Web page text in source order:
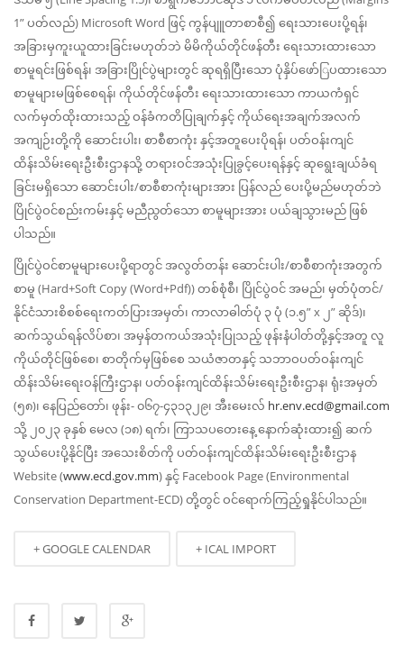
1” ပတ်လည်) Microsoft Word ဖြင့် ကွန်ပျူတာစာစီ၍ ရေးသားပေးပို့ရန်၊
အခြားမှကူးယူထားခြင်းမဟုတ်ဘဲ မိမိကိုယ်တိုင်ဖန်တီး ရေးသားထားသော
စာမူရင်းဖြစ်ရန်၊ အခြားပြိုင်ပွဲများတွင် ဆုရရှိပြီးသော ပုံနှိပ်ဖော်ြပထားသော
စာမူများမဖြစ်စေရန်၊ ကိုယ်တိုင်ဖန်တီး ရေးသားထားသော ကာယကံရှင်
လက်မှတ်ထိုးထားသည့် ဝန်ခံကတိပြုချက်နှင့် ကိုယ်ရေးအချက်အလက်
အကျဉ်းတို့ကို ဆောင်းပါး၊ စာစီစာကုံး နှင့်အတူပေးပိုရန်၊ ပတ်ဝန်းကျင်
ထိန်းသိမ်းရေးဦးစီးဌာနသို့ တရားဝင်အသုံးပြုခွင့်ပေးရန်နှင့် ဆုရွေးချယ်ခံရ
ခြင်းမရှိသော ဆောင်းပါး/စာစီစာကုံးများအား ပြန်လည် ပေးပို့မည်မဟုတ်ဘဲ
ပြိုင်ပွဲဝင်စည်းကမ်းနှင့် မညီညွတ်သော စာမူများအား ပယ်ချသွားမည် ဖြစ်
ပါသည်။
ပြိုင်ပွဲဝင်စာမူများပေးပို့ရာတွင် အလွတ်တန်း ဆောင်းပါး/စာစီစာကုံးအတွက်
စာမူ (Hard+Soft Copy (Word+Pdf)) တစ်စုံစီ၊ ပြိုင်ပွဲဝင် အမည်၊ မှတ်ပုံတင်/
နိုင်ငံသားစိစစ်ရေးကတ်ပြားအမှတ်၊ ကာလာဓါတ်ပုံ ၃ ပုံ (၁.၅” x ၂” ဆိုဒ်)၊
ဆက်သွယ်ရန်လိပ်စာ၊ အမှန်တကယ်အသုံးပြုသည့် ဖုန်းနံပါတ်တို့နှင့်အတူ လူ
ကိုယ်တိုင်ဖြစ်စေ၊ စာတိုက်မှဖြစ်စေ သယံဇာတနှင့် သဘာဝပတ်ဝန်းကျင်
ထိန်းသိမ်းရေးဝန်ကြီးဌာန၊ ပတ်ဝန်းကျင်ထိန်းသိမ်းရေးဦးစီးဌာန၊ ရုံးအမှတ်
(၅၈)၊ နေပြည်တော်၊ ဖုန်း- ၀၆၇-၄၃၁၃၂၉၊ အီးမေးလ် hr.env.ecd@gmail.com
သို့ ၂၀၂၃ ခုနှစ် မေလ (၁၈) ရက်၊ ကြာသပတေးနေ့ နောက်ဆုံးထား၍ ဆက်
သွယ်ပေးပို့နိုင်ပြီး အသေးစိတ်ကို ပတ်ဝန်းကျင်ထိန်းသိမ်းရေးဦးစီးဌာန
Website (www.ecd.gov.mm) နှင့် Facebook Page (Environmental
Conservation Department-ECD) တို့တွင် ဝင်ရောက်ကြည့်ရှုနိုင်ပါသည်။
+ GOOGLE CALENDAR + ICAL IMPORT